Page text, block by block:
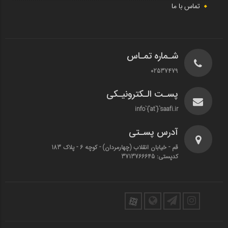
تماس با ما
شـماره تمـاس
02537479
پسـت الـکترونیـکی
info`{`at`}`saafi.ir
آدرس پسـتی
قم - خیابان انقلاب (چهارمردان)‌ - کوچه 6 - پلاک 183
کدپستی: 3713766645